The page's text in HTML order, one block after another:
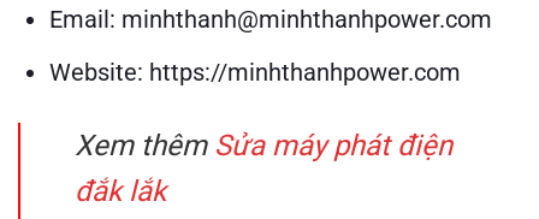
Email: minhthanh@minhthanhpower.com
Website: https://minhthanhpower.com
Xem thêm Sửa máy phát điện
đắk lắk